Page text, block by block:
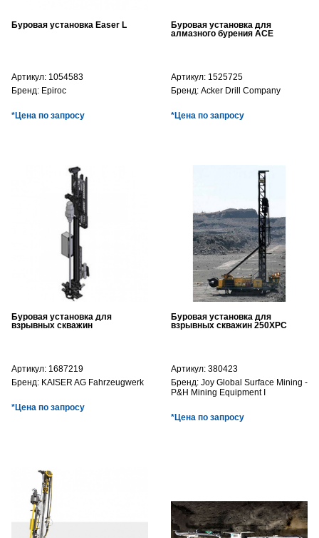
Буровая установка Easer L
Артикул: 1054583
Бренд: Epiroc
*Цена по запросу
Буровая установка для
алмазного бурения ACE
Артикул: 1525725
Бренд: Acker Drill Company
*Цена по запросу
Буровая установка для
взрывных скважин
Артикул: 1687219
Бренд: KAISER AG Fahrzeugwerk
*Цена по запросу
Буровая установка для
взрывных скважин 250XPC
Артикул: 380423
Бренд: Joy Global Surface Mining -
P&H Mining Equipment I
*Цена по запросу